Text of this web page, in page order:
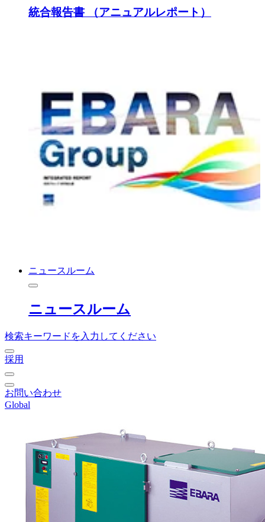
統合報告書 （アニュアルレポート）
ニュースルーム
ニュースルーム
検索キーワードを入力してください
採用
お問い合わせ
Global